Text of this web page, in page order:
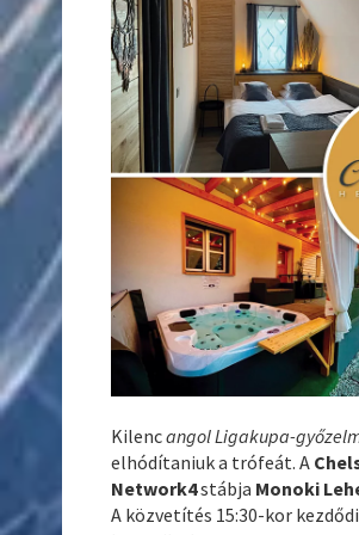
Kilencangol Ligakupa-
elhódítaniuk a trófeát. A
Network4stábja Monoki
A közvetítés 15:30-kor